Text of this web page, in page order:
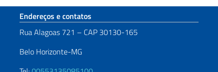
Seção de rodapé
Endereços e contatos
Rua Alagoas 721 – CAP 30130-165
Belo Horizonte-MG